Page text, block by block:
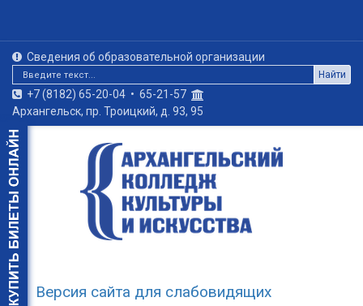
Сведения об образовательной организации
Найти
+7 (8182) 65-20-04 • 65-21-57
Архангельск, пр. Троицкий, д. 93, 95
Версия сайта для слабовидящих